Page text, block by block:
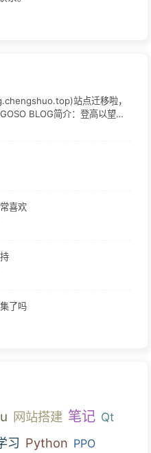
站点迁移啦，
BLOG简介：登高以望，
像：[链接]RSS：[链接]麻烦更
喜欢
了吗
网站搭建 笔记 Qt
习 Python PPO